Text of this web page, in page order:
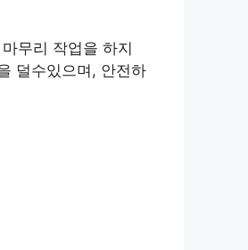
무리 작업을 하지
덜수있으며, 안전하